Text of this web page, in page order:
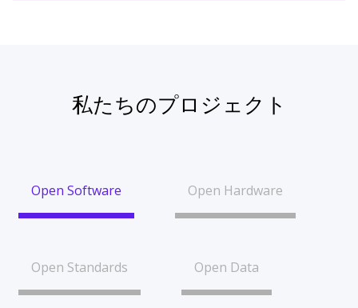
私たちのプロジェクト
Open Software Open Hardware
Open Standards Open Data